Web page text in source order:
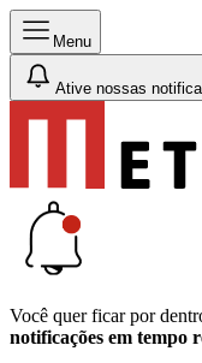
Menu
Ative nossas
Você quer ficar por
notificações em tempo